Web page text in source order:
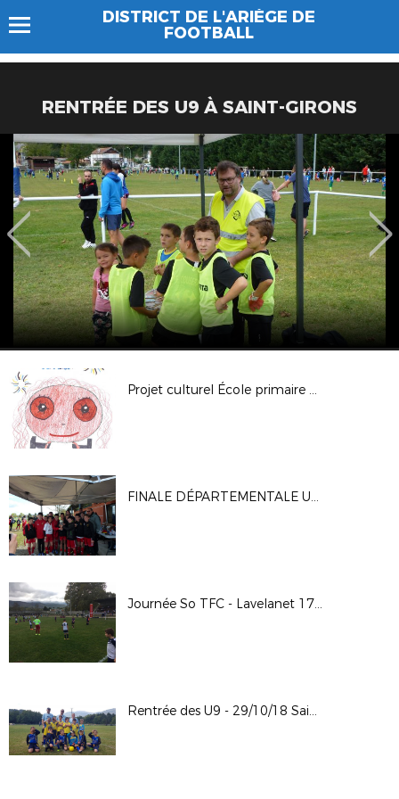
DISTRICT DE L'ARIÈGE DE
FOOTBALL
RENTRÉE DES U9 À SAINT-GIRONS
Projet culturel École primaire du Fossat
FINALE DÉPARTEMENTALE U13 PITCH - 06/04/19
Journée So TFC - Lavelanet 17/10/18
Rentrée des U9 - 29/10/18 Saint Paul de Jarrat